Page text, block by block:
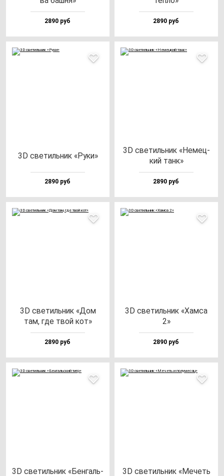
2890 руб 2890 руб
3D све­тиль­ник «Руки»
2890 руб
3D све­тиль­ник «Немец­
кий танк»
2890 руб
3D све­тиль­ник «Дом
там, где твой кот»
2890 руб
3D све­тиль­ник «Хам­са
2»
2890 руб
3D све­тиль­ник «Бен­галь­ 3D све­тиль­ник «Мечеть